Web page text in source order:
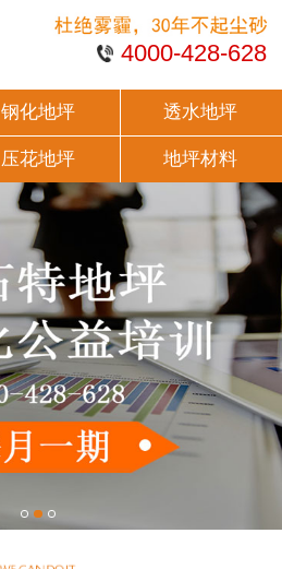
4000-428-628
钢化地坪 透水地坪
压花地坪 地坪材料